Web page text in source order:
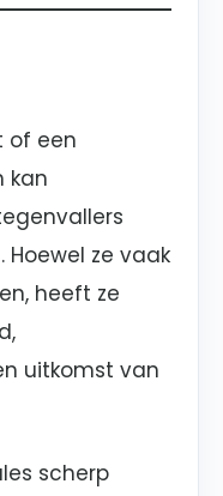
of een
kan
ze vaak
heeft ze
uitkomst van
scherp